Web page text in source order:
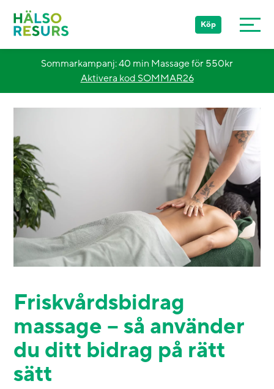
Stockholm
Göteborg
Malmö
Övriga Sverige
Köp
Sommarkampanj: 40 min Massage för 550kr
Aktivera kod SOMMAR26
Friskvårdsbidrag
massage – så använder
du ditt bidrag på rätt
sätt